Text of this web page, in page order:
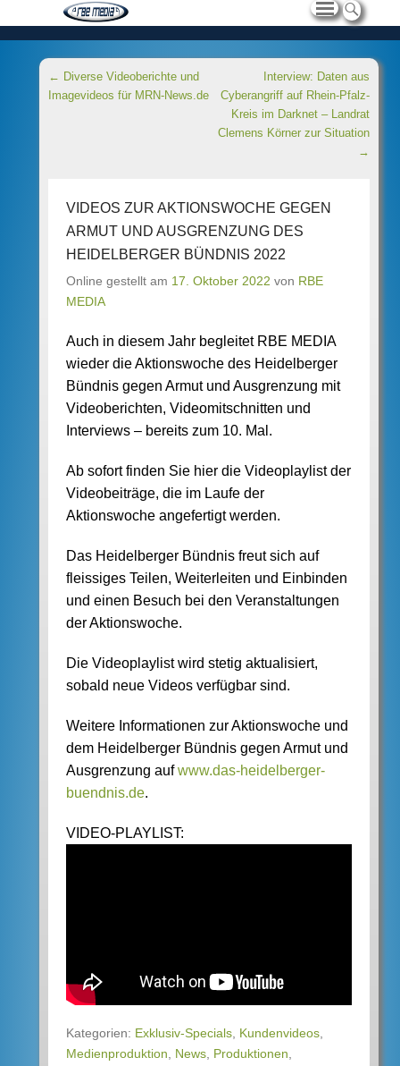
Beitragsnavigation
← Diverse Videoberichte und
Imagevideos für MRN-News.de
Interview: Daten aus
Cyberangriff auf Rhein-Pfalz-
Kreis im Darknet – Landrat
Clemens Körner zur Situation
→
VIDEOS ZUR AKTIONSWOCHE GEGEN
ARMUT UND AUSGRENZUNG DES
HEIDELBERGER BÜNDNIS 2022
Online gestellt am 17. Oktober 2022 von RBE
MEDIA
Auch in diesem Jahr begleitet RBE MEDIA
wieder die Aktionswoche des Heidelberger
Bündnis gegen Armut und Ausgrenzung mit
Videoberichten, Videomitschnitten und
Interviews – bereits zum 10. Mal.
Ab sofort finden Sie hier die Videoplaylist der
Videobeiträge, die im Laufe der
Aktionswoche angefertigt werden.
Das Heidelberger Bündnis freut sich auf
fleissiges Teilen, Weiterleiten und Einbinden
und einen Besuch bei den Veranstaltungen
der Aktionswoche.
Die Videoplaylist wird stetig aktualisiert,
sobald neue Videos verfügbar sind.
Weitere Informationen zur Aktionswoche und
dem Heidelberger Bündnis gegen Armut und
Ausgrenzung aufwww.das-heidelberger-
buendnis.de.
VIDEO-PLAYLIST:
Kategorien: Exklusiv-Specials Kundenvideos
Medienproduktion
News Produktionen